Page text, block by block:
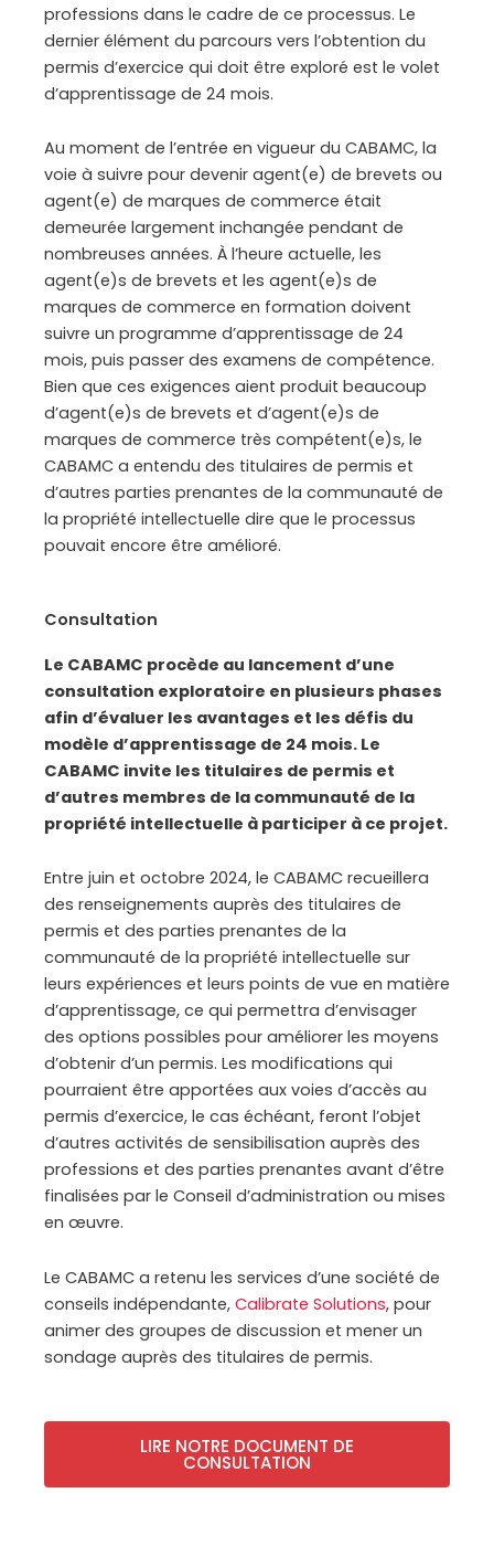
professions dans le cadre de ce processus. Le
dernier élément du parcours vers l’obtention du
permis d’exercice qui doit être exploré est le volet
d’apprentissage de 24 mois.
Au moment de l’entrée en vigueur du CABAMC, la
voie à suivre pour devenir agent(e) de brevets ou
agent(e) de marques de commerce était
demeurée largement inchangée pendant de
nombreuses années. À l’heure actuelle, les
agent(e)s de brevets et les agent(e)s de
marques de commerce en formation doivent
suivre un programme d’apprentissage de 24
mois, puis passer des examens de compétence.
Bien que ces exigences aient produit beaucoup
d’agent(e)s de brevets et d’agent(e)s de
marques de commerce très compétent(e)s, le
CABAMC a entendu des titulaires de permis et
d’autres parties prenantes de la communauté de
la propriété intellectuelle dire que le processus
pouvait encore être amélioré.
Consultation
Le CABAMC procède au lancement d’une
consultation exploratoire en plusieurs phases
afin d’évaluer les avantages et les défis du
modèle d’apprentissage de 24 mois. Le
CABAMC invite les titulaires de permis et
d’autres membres de la communauté de la
propriété intellectuelle à participer à ce projet.
Entre juin et octobre 2024, le CABAMC recueillera
des renseignements auprès des titulaires de
permis et des parties prenantes de la
communauté de la propriété intellectuelle sur
leurs expériences et leurs points de vue en matière
d’apprentissage, ce qui permettra d’envisager
des options possibles pour améliorer les moyens
d’obtenir d’un permis. Les modifications qui
pourraient être apportées aux voies d’accès au
permis d’exercice, le cas échéant, feront l’objet
d’autres activités de sensibilisation auprès des
professions et des parties prenantes avant d’être
finalisées par le Conseil d’administration ou mises
en œuvre.
Le CABAMC a retenu les services d’une société de
conseils indépendante, Calibrate Solutions, pour
animer des groupes de discussion et mener un
sondage auprès des titulaires de permis.
LIRE NOTRE DOCUMENT DE
CONSULTATION